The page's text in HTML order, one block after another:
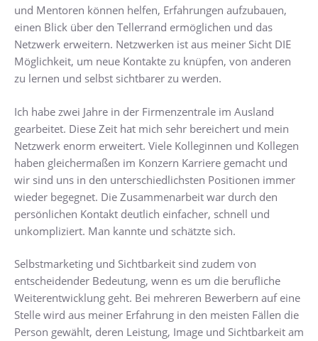
und Mentoren können helfen, Erfahrungen aufzubauen,
einen Blick über den Tellerrand ermöglichen und das
Netzwerk erweitern. Netzwerken ist aus meiner Sicht DIE
Möglichkeit, um neue Kontakte zu knüpfen, von anderen
zu lernen und selbst sichtbarer zu werden.
Ich habe zwei Jahre in der Firmenzentrale im Ausland
gearbeitet. Diese Zeit hat mich sehr bereichert und mein
Netzwerk enorm erweitert. Viele Kolleginnen und Kollegen
haben gleichermaßen im Konzern Karriere gemacht und
wir sind uns in den unterschiedlichsten Positionen immer
wieder begegnet. Die Zusammenarbeit war durch den
persönlichen Kontakt deutlich einfacher, schnell und
unkompliziert. Man kannte und schätzte sich.
Selbstmarketing und Sichtbarkeit sind zudem von
entscheidender Bedeutung, wenn es um die berufliche
Weiterentwicklung geht. Bei mehreren Bewerbern auf eine
Stelle wird aus meiner Erfahrung in den meisten Fällen die
Person gewählt, deren Leistung, Image und Sichtbarkeit am